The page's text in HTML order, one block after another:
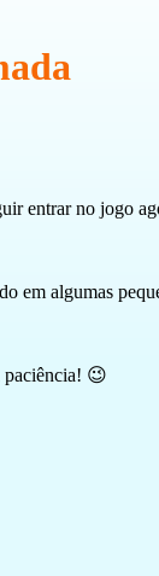
entrar no jogo
em algumas
😉